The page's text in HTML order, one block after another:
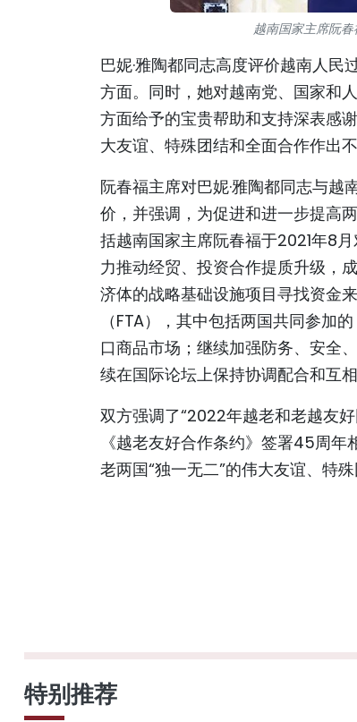
越南国家主席阮春
巴妮·雅陶都同志高度评价越南人
方面。同时，她对越南党、国家和
方面给予的宝贵帮助和支持深表感
大友谊、特殊团结和全面合作作出不
阮春福主席对巴妮·雅陶都同志与
价，并强调，为促进和进一步提高
括越南国家主席阮春福于2021年8
力推动经贸、投资合作提质升级，
济体的战略基础设施项目寻找资金
（FTA），其中包括两国共同参加
口商品市场；继续加强防务、安全
续在国际论坛上保持协调配合和互
双方强调了“2022年越老和老越友
《越老友好合作条约》签署45周
老两国“独一无二”的伟大友谊、特
特别推荐